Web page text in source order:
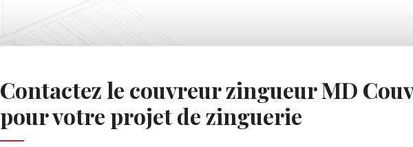
Contactez le couvreur zingueur MD
pour votre projet de zinguerie